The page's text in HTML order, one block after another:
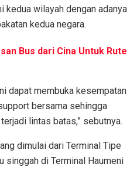
kedua wilayah dengan adanya
kedua negara.
Bus dari Cina Untuk Rute
dapat membuka kesempatan
bersama sehingga
lintas batas,” sebutnya.
dimulai dari Terminal Tipe
singgah di Terminal Haumeni